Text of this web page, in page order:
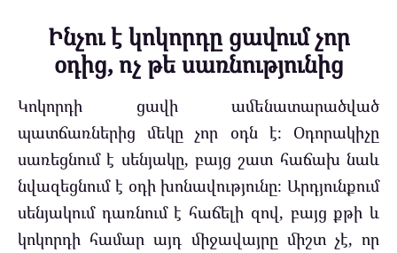
Ինչու է կոկորդը ցավում չոր
օդից, ոչ թե սառնությունից
Կոկորդի ցավի ամենատարածված
պատճառներից մեկը չոր օդն է։ Օդորակիչը
սառեցնում է սենյակը, բայց շատ հաճախ նաև
նվազեցնում է օդի խոնավությունը։ Արդյունքում
սենյակում դառնում է հաճելի զով, բայց քթի և
կոկորդի համար այդ միջավայրը միշտ չէ, որ